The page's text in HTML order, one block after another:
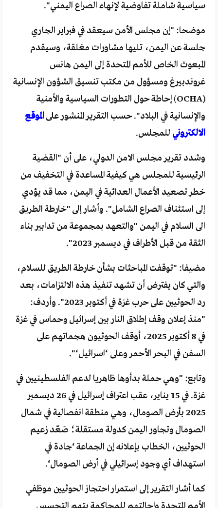
سياسية شاملة تفاوضية لإنهاء الصراع اليمني".
موضحا: "إن مجلس الأمن سيعقد في فبراير الجاري
جلسة عن اليمن، تليها مشاورات مغلقة، وسيقدم
المبعوث الخاص للأمم المتحدة إلى اليمن هانس
غروندبيرغ ومسؤول من مكتب تنسيق الشؤون الإنسانية
(OCHA) إحاطة حول التطورات السياسية والأمنية
والإنسانية في البلاد". حسب التقرير المنشور علىالموقع
الالكتروني للمجلس.
وشدد تقرير مجلس الامن الدولي، على أن "القضية
الرئيسية للمجلس هي كيفية المساعدة في التخفيف من
خطر تصعيد الأعمال العدائية في اليمن، مما قد يؤدي
إلى استئناف الصراع الشامل". وأشار إلى "خارطة الطريق
الى السلام في اليمن "والتعهد بمجموعة من تدابير بناء
الثقة من قبل الأطراف في ديسمبر 2023".
مضيفا: "توقفت المباحثات بشأن خارطة الطريق للسلام،
والتي كان يفترض أن تشهد تنفيذ هذه الالتزامات، بعد
رد الحوثيين على حرب غزة في أكتوبر 2023". وأردف:
"منذ إعلان وقف إطلاق النار بين إسرائيل وحماس في غزة
في 8 أكتوبر 2025، أوقف الحوثيون هجماتهم على
السفن في البحر الأحمر وعلى ‘اسرائيل‘".
وتابع: "وهي حملة بدأوها ظاهريا لدعم الفلسطينيين في
غزة. في 15 يناير، عقب اعتراف إسرائيل في 26 ديسمبر
2025 بأرض الصومال، وهي منطقة انفصالية في شمال
الصومال وتجاور اليمن كدولة مستقلة؛ صَعّد زعيم
الحوثيين، الخطاب بإعلانه إن الجماعة ‘جادة في
استهداف أي وجود إسرائيلي في أرض الصومال‘.
كما أشار التقرير إلى استمرار احتجاز الحوثيين موظفي